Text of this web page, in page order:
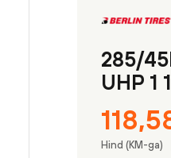
285/
UHP 1
Hind (KM-ga)